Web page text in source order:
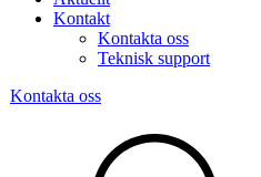
Kontakt
Kontakta oss
Teknisk support
Kontakta oss